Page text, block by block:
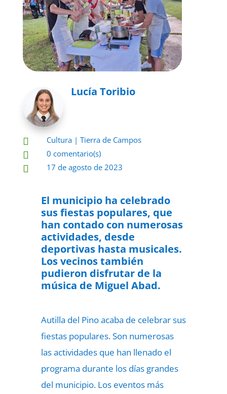
Lucía Toribio
 Cultura| Tierra de Campos
 0 comentario(s)
 17 de agosto de 2023
El municipio ha celebrado
sus fiestas populares, que
han contado con numerosas
actividades, desde
deportivas hasta musicales.
Los vecinos también
pudieron disfrutar de la
música de Miguel Abad.
Autilla del Pino acaba de celebrar sus
fiestas populares. Son numerosas
las actividades que han llenado el
programa durante los días grandes
del municipio. Los eventos más